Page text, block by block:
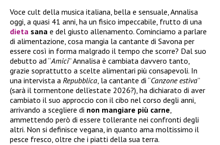
Voce cult della musica italiana, bella e sensuale, Annalisa
oggi, a quasi 41 anni, ha un fisico impeccabile, frutto di una
dieta sana e del giusto allenamento. Cominciamo a parlare
di alimentazione, cosa mangia la cantante di Savona per
essere così in forma malgrado il tempo che scorre? Dal suo
debutto ad “Amici” Annalisa è cambiata davvero tanto,
grazie soprattutto a scelte alimentari più consapevoli. In
una intervista a Repubblica, la cantante di “Canzone estiva”
(sarà il tormentone dell’estate 2026?), ha dichiarato di aver
cambiato il suo approccio con il cibo nel corso degli anni,
arrivando a scegliere di non mangiare più carne,
ammettendo però di essere tollerante nei confronti degli
altri. Non si definisce vegana, in quanto ama moltissimo il
pesce fresco, oltre che i piatti della sua terra.